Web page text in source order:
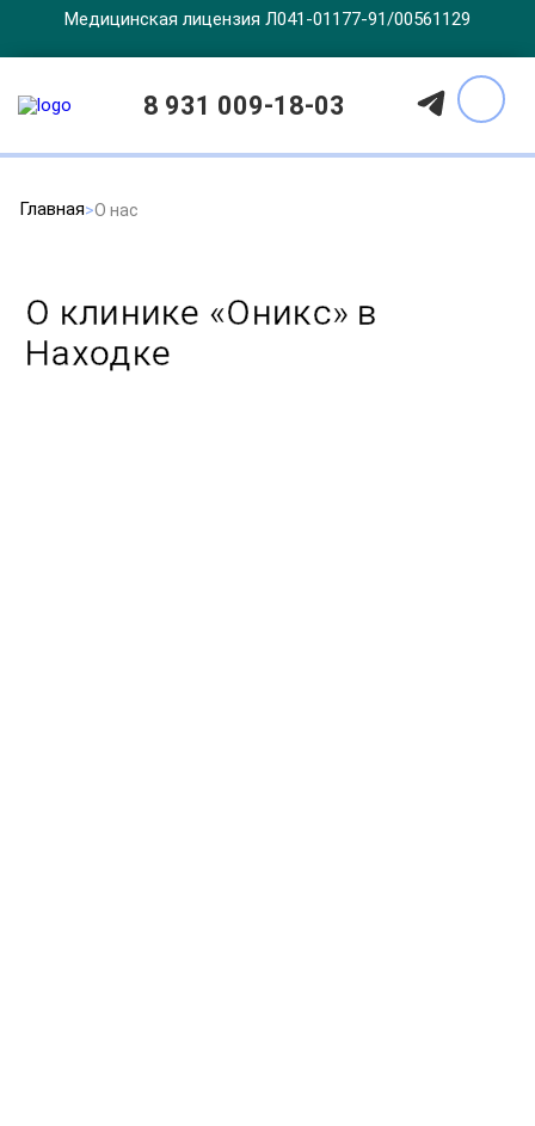
Медицинская лицензия Л041-01177-91/00561129
8 931 009-18-03
Главная О нас
О клинике «Оникс» в
Находке